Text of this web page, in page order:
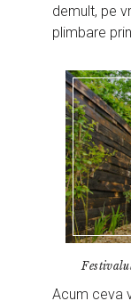
demult, pe
plimbare
Acum ceva